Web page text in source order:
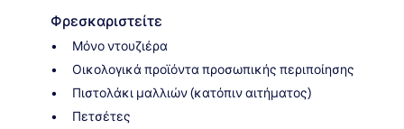
Φρεσκαριστείτε
Μόνο ντουζιέρα
Οικολογικά προϊόντα προσωπικής περιποίησης
Πιστολάκι μαλλιών (κατόπιν αιτήματος)
Πετσέτες